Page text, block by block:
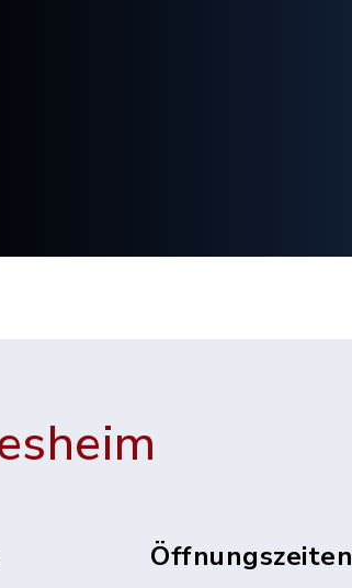
Öffnungszeiten